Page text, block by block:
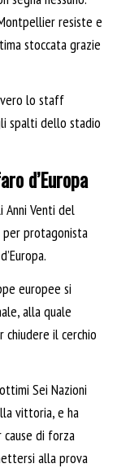
resiste e
stoccata grazie
lo staff
spalti dello stadio
d’Europa
Anni Venti del
per protagonista
europee si
alla quale
chiudere il cerchio
Sei Nazioni
vittoria, e ha
cause di forza
alla prova